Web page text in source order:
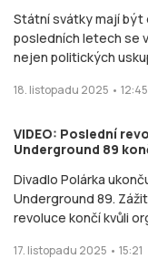
Státní svátky mají být
posledních letech se
nejen politických
18. listopadu 2025 • 12:45
VIDEO: Poslední
Underground 89
Divadlo Polárka
Underground 89.
revoluce končí kvůli
17. listopadu 2025 • 15:21